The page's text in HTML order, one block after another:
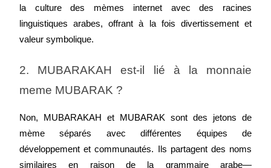
la culture des mèmes internet avec des racines
linguistiques arabes, offrant à la fois divertissement et
valeur symbolique.
2. MUBARAKAH est-il lié à la monnaie
meme MUBARAK ?
Non, MUBARAKAH et MUBARAK sont des jetons de
mème séparés avec différentes équipes de
développement et communautés. Ils partagent des noms
similaires en raison de la grammaire arabe—